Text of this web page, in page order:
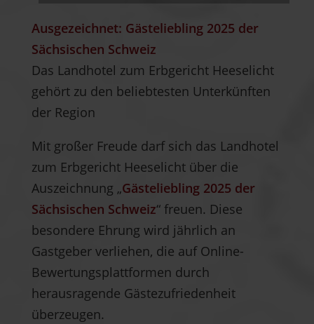
Ausgezeichnet: Gästeliebling 2025 der
Sächsischen Schweiz
Das Landhotel zum Erbgericht Heeselicht
gehört zu den beliebtesten Unterkünften
der Region
Mit großer Freude darf sich das Landhotel
zum Erbgericht Heeselicht über die
Auszeichnung „Gästeliebling 2025 der
Sächsischen Schweiz“ freuen. Diese
besondere Ehrung wird jährlich an
Gastgeber verliehen, die auf Online-
Bewertungsplattformen durch
herausragende Gästezufriedenheit
überzeugen.